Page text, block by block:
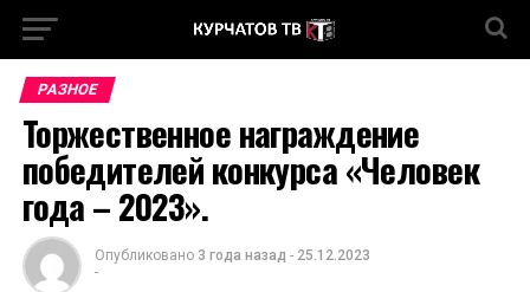
РАЗНОЕ
Торжественное награждение
победителей конкурса «Человек
года – 2023».
Опубликовано 3 года назад - 25.12.2023
-